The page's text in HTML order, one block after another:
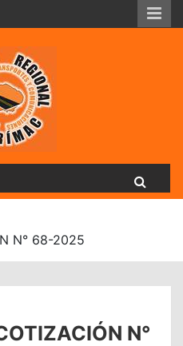
De
N° 68-2025
N°